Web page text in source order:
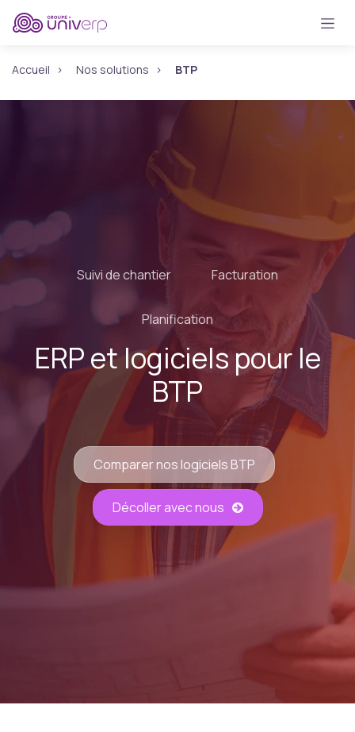
Se rendre au contenu
Accueil Nos solutions BTP
Suivi de chantier Facturation
Planification
ERP et logiciels pour le
BTP
Comparer nos logiciels BTP
Décoller avec nous